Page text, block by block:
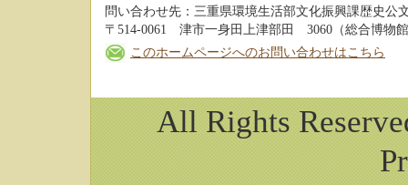
問い合わせ先：三重県環境生活部文化振興課歴史公
〒514-0061 津市一身田上津部田 3060（総合博物
このホームページへのお問い合わせはこちら
All Rights